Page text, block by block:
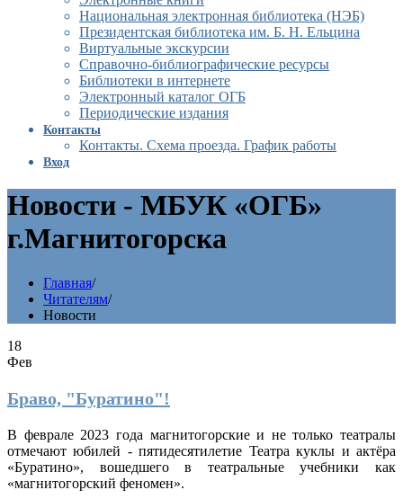
Национальная электронная библиотека (НЭБ)
Президентская библиотека им. Б. Н. Ельцина
Виртуальные экскурсии
Справочно-библиографические ресурсы
Библиотеки в интернете
Электронный каталог ОГБ
Периодические издания
Контакты
Контакты. Схема проезда. График работы
Вход
Новости - МБУК «ОГБ»
г.Магнитогорска
Главная/
Читателям/
Новости
18
Фев
Браво, "Буратино"!
В феврале 2023 года магнитогорские и не только театралы
отмечают юбилей - пятидесятилетие Театра куклы и актёра
«Буратино», вошедшего в театральные учебники как
«магнитогорский феномен».